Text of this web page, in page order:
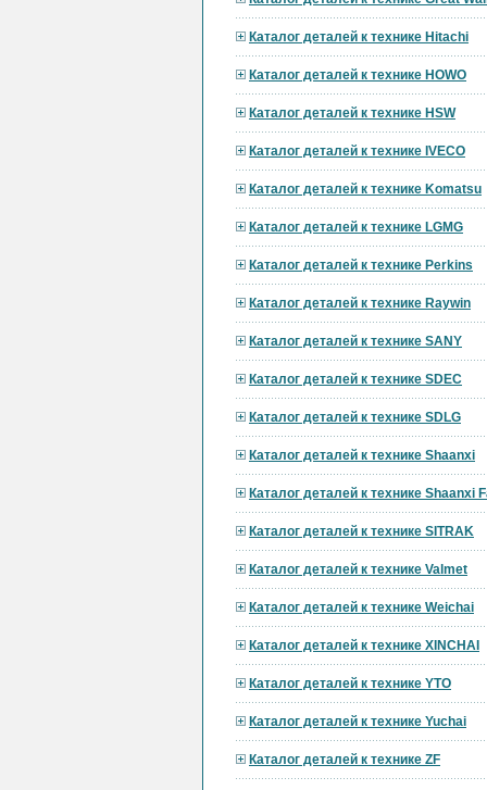
Каталог деталей к технике Hitachi
Каталог деталей к технике HOWO
Каталог деталей к технике HSW
Каталог деталей к технике IVECO
Каталог деталей к технике Komatsu
Каталог деталей к технике LGMG
Каталог деталей к технике Perkins
Каталог деталей к технике Raywin
Каталог деталей к технике SANY
Каталог деталей к технике SDEC
Каталог деталей к технике SDLG
Каталог деталей к технике Shaanxi
Каталог деталей к технике Shaanxi
Каталог деталей к технике SITRAK
Каталог деталей к технике Valmet
Каталог деталей к технике Weichai
Каталог деталей к технике XINCHAI
Каталог деталей к технике YTO
Каталог деталей к технике Yuchai
Каталог деталей к технике ZF